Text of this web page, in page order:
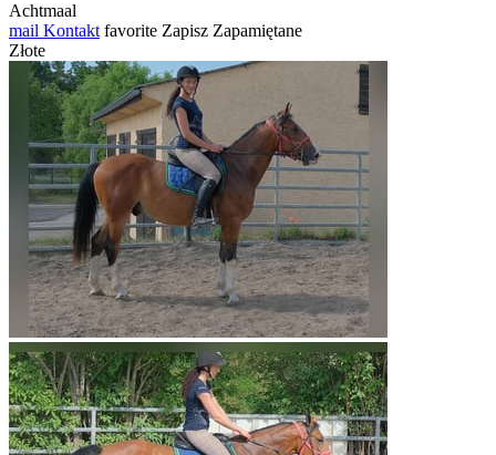
Achtmaal
mail Kontakt favorite Zapisz Zapamiętane
Złote